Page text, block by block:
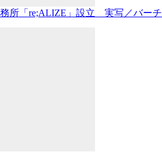
所「re;ALIZE」設立 実写／バーチ